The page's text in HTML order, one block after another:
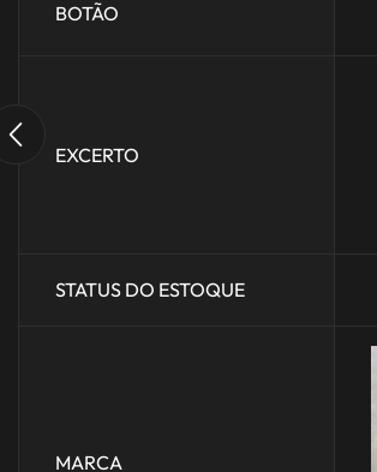
BOTÃO
EXCERTO
STATUS DO ESTOQUE
MARCA